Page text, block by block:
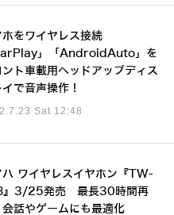
ホをワイヤレス接続
」「AndroidAuto」を
ント車載用ヘッドアップディス
で音声操作！
Sat 12:48
ハ ワイヤレスイヤホン『TW-
』3/25発売 最長30時間再
会話やゲームにも最適化